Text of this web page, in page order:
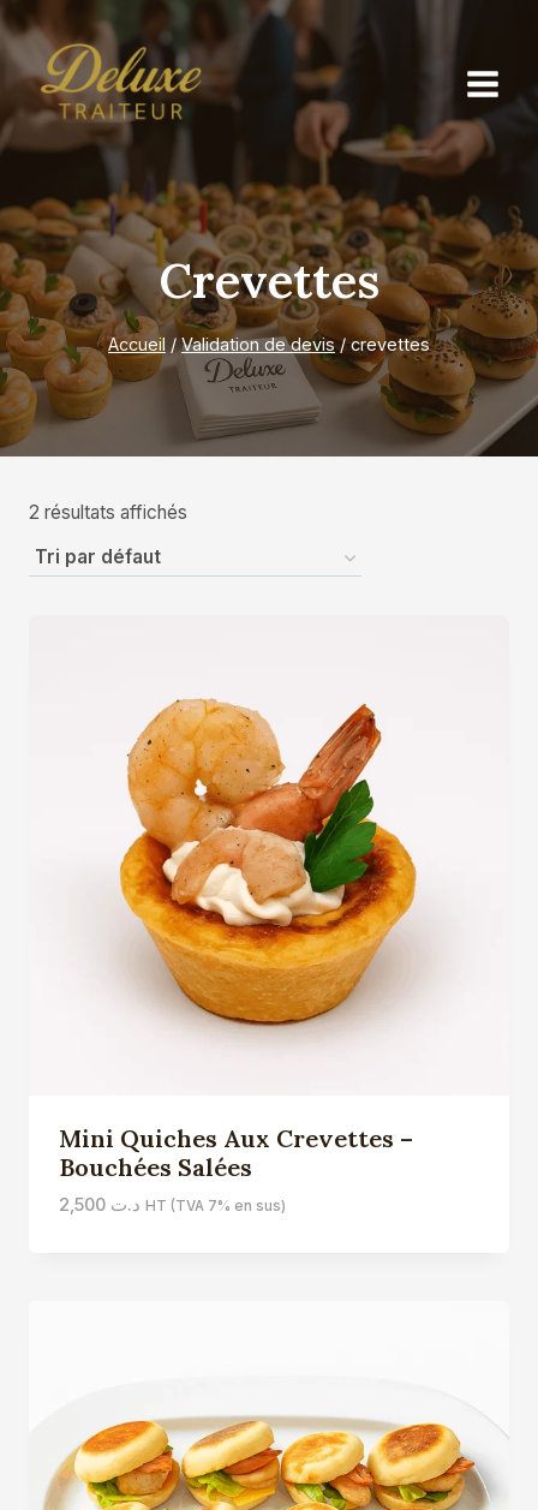
Aller
contenu
Crevettes
Accueil / Validation de devis / crevettes
2 résultats affichés
Mini Quiches Aux Crevettes –
Bouchées Salées
د.ت 2,500 HT (TVA 7% en sus)